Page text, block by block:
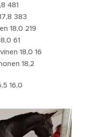
481
383
18,0 219
61
18,0 16
18,2
16,0